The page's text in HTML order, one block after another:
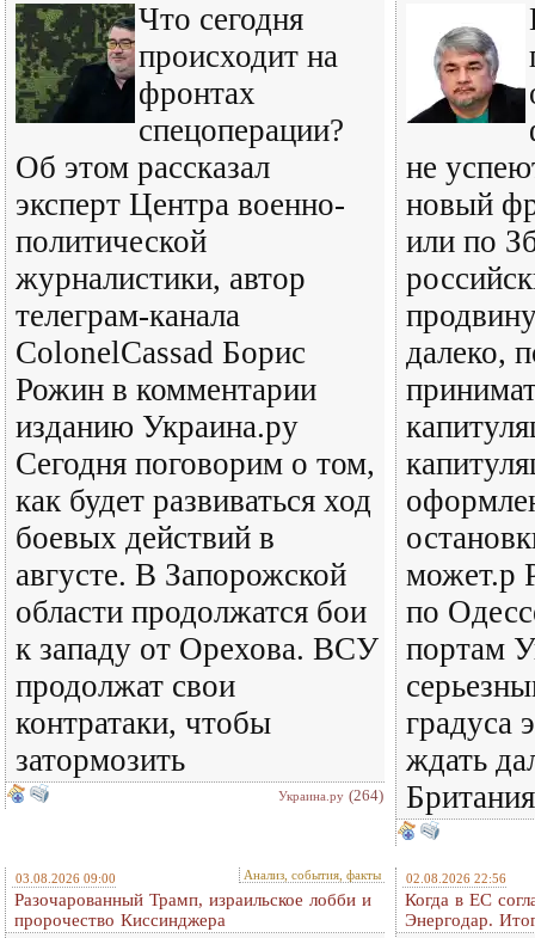
Что сегодня
происходит на
фронтах
спецоперации?
Об этом рассказал
эксперт Центра военно-
политической
журналистики, автор
телеграм-канала
ColonelCassad Борис
Рожин в комментарии
изданию Украина.ру
Сегодня поговорим о том,
как будет развиваться ход
боевых действий в
августе. В Запорожской
области продолжатся бои
к западу от Орехова. ВСУ
продолжат свои
контратаки, чтобы
затормозить
Украина.ру (264)
не
новый
или по
далеко,
может.р
по
портам
градуса
ждать
03.08.2026 09:00 Анализ, события, факты
Разочарованный Трамп, израильское лобби и
пророчество Киссинджера
02.08.2026 22:56
Когда в ЕС
Энергодар.